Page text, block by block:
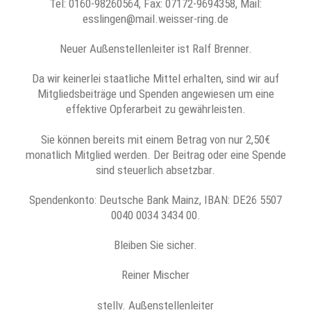
Tel: 0160-98260564, Fax: 07172-9694358, Mail:
esslingen@mail.weisser-ring.de
Neuer Außenstellenleiter ist Ralf Brenner.
Da wir keinerlei staatliche Mittel erhalten, sind wir auf
Mitgliedsbeiträge und Spenden angewiesen um eine
effektive Opferarbeit zu gewährleisten.
Sie können bereits mit einem Betrag von nur 2,50€
monatlich Mitglied werden. Der Beitrag oder eine Spende
sind steuerlich absetzbar.
Spendenkonto: Deutsche Bank Mainz, IBAN: DE26 5507
0040 0034 3434 00.
Bleiben Sie sicher.
Reiner Mischer
stellv. Außenstellenleiter